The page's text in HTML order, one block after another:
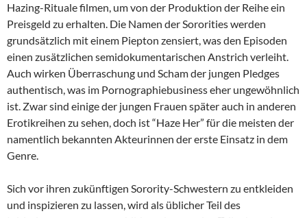
Hazing-Rituale filmen, um von der Produktion der Reihe ein
Preisgeld zu erhalten. Die Namen der Sororities werden
grundsätzlich mit einem Piepton zensiert, was den Episoden
einen zusätzlichen semidokumentarischen Anstrich verleiht.
Auch wirken Überraschung und Scham der jungen Pledges
authentisch, was im Pornographiebusiness eher ungewöhnlich
ist. Zwar sind einige der jungen Frauen später auch in anderen
Erotikreihen zu sehen, doch ist “Haze Her” für die meisten der
namentlich bekannten Akteurinnen der erste Einsatz in dem
Genre.
Sich vor ihren zukünftigen Sorority-Schwestern zu entkleiden
und inspizieren zu lassen, wird als üblicher Teil des